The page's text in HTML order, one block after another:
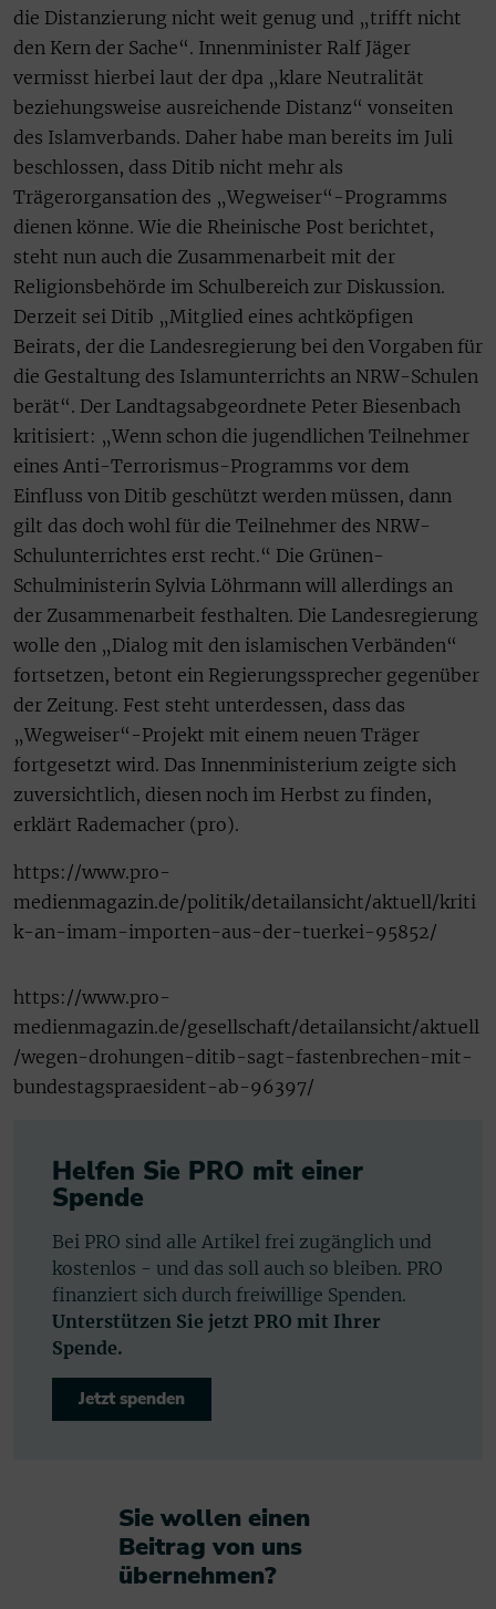
die Distanzierung nicht weit genug und „trifft nicht
den Kern der Sache“. Innenminister Ralf Jäger
vermisst hierbei laut der dpa „klare Neutralität
beziehungsweise ausreichende Distanz“ vonseiten
des Islamverbands. Daher habe man bereits im Juli
beschlossen, dass Ditib nicht mehr als
Trägerorgansation des „Wegweiser“-Programms
dienen könne. Wie die Rheinische Post berichtet,
steht nun auch die Zusammenarbeit mit der
Religionsbehörde im Schulbereich zur Diskussion.
Derzeit sei Ditib „Mitglied eines achtköpfigen
Beirats, der die Landesregierung bei den Vorgaben für
die Gestaltung des Islamunterrichts an NRW-Schulen
berät“. Der Landtagsabgeordnete Peter Biesenbach
kritisiert: „Wenn schon die jugendlichen Teilnehmer
eines Anti-Terrorismus-Programms vor dem
Einfluss von Ditib geschützt werden müssen, dann
gilt das doch wohl für die Teilnehmer des NRW-
Schulunterrichtes erst recht.“ Die Grünen-
Schulministerin Sylvia Löhrmann will allerdings an
der Zusammenarbeit festhalten. Die Landesregierung
wolle den „Dialog mit den islamischen Verbänden“
fortsetzen, betont ein Regierungssprecher gegenüber
der Zeitung. Fest steht unterdessen, dass das
„Wegweiser“-Projekt mit einem neuen Träger
fortgesetzt wird. Das Innenministerium zeigte sich
zuversichtlich, diesen noch im Herbst zu finden,
erklärt Rademacher (pro).
https://www.pro-
medienmagazin.de/politik/detailansicht/aktuell/kriti
k-an-imam-importen-aus-der-tuerkei-95852/
https://www.pro-
medienmagazin.de/gesellschaft/detailansicht/aktuell
/wegen-drohungen-ditib-sagt-fastenbrechen-mit-
bundestagspraesident-ab-96397/
Helfen Sie PRO mit einer
Spende
Bei PRO sind alle Artikel frei zugänglich und
kostenlos - und das soll auch so bleiben. PRO
finanziert sich durch freiwillige Spenden.
Unterstützen Sie jetzt PRO mit Ihrer
Spende.
Jetzt spenden
Sie wollen einen
Beitrag von uns
übernehmen?​